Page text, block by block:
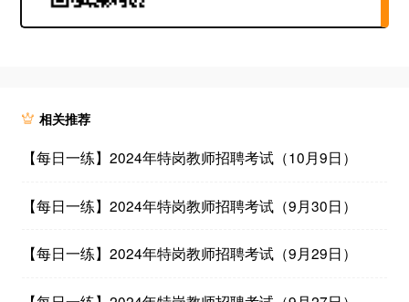
相关推荐
【每日一练】2024年特岗教师招聘考试（10月9日）
【每日一练】2024年特岗教师招聘考试（9月30日）
【每日一练】2024年特岗教师招聘考试（9月29日）